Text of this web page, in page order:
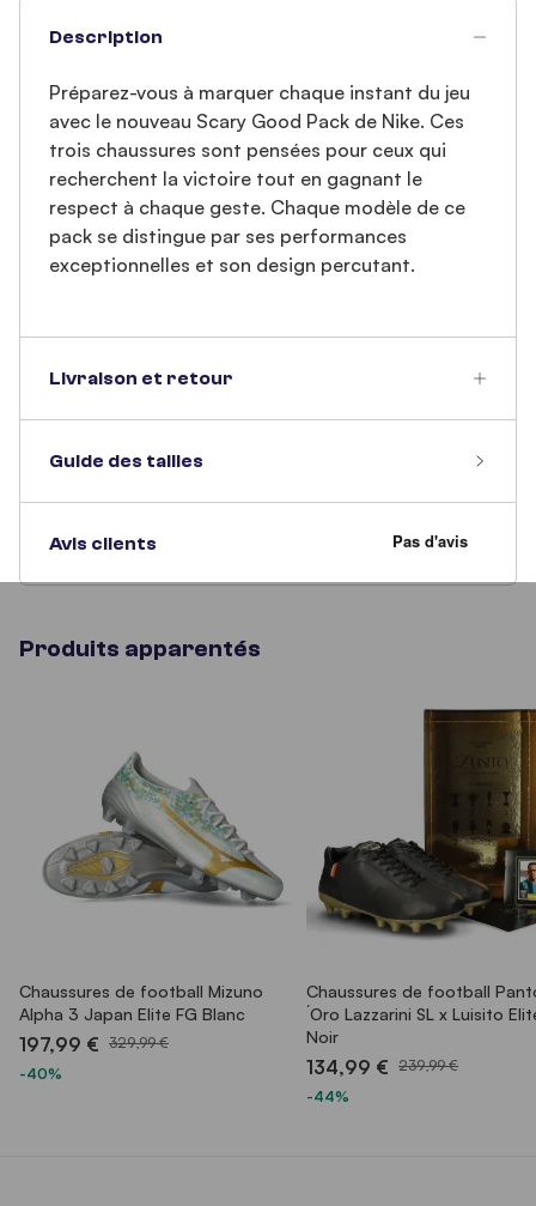
Description
Préparez-vous à marquer chaque instant du jeu
avec le nouveau Scary Good Pack de Nike. Ces
trois chaussures sont pensées pour ceux qui
recherchent la victoire tout en gagnant le
respect à chaque geste. Chaque modèle de ce
pack se distingue par ses performances
exceptionnelles et son design percutant.
Livraison et retour
Guide des tailles
Avis clients
Produits apparentés
Chaussures de football Mizuno
Alpha 3 Japan Elite FG Blanc
197,99 € 329,99 €
-40%
Chaussures de football
´Oro Lazzarini SL x Luisito
Noir
134,99 € 239,99 €
-44%